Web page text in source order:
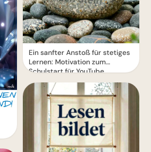
Ein sanfter Anstoß für stetiges
Lernen: Motivation zum
Schulstart für YouTube.